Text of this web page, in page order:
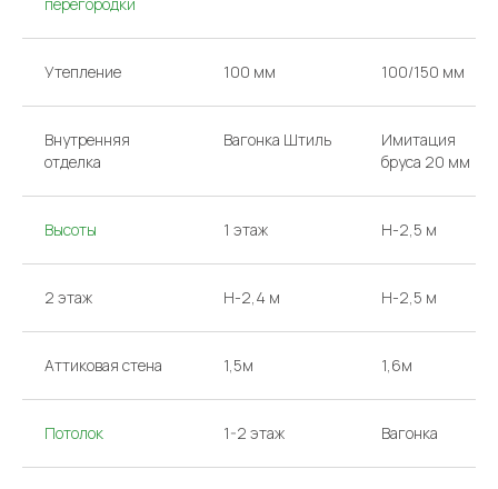
перегородки
Утепление 100 мм 100/150 мм
Внутренняя
отделка
Вагонка Штиль
Имитация
бруса 20 мм
Высоты 1 этаж H-2,5 м
2 этаж H-2,4 м H-2,5 м
Аттиковая стена 1,5м 1,6м
Потолок 1-2 этаж Вагонка
КОНТАКТЫ